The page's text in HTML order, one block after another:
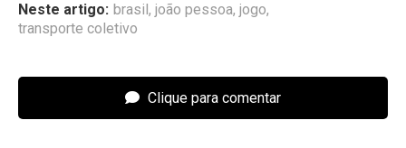
Neste artigo: brasil , joão pessoa, jogo,
transporte coletivo
Clique para comentar